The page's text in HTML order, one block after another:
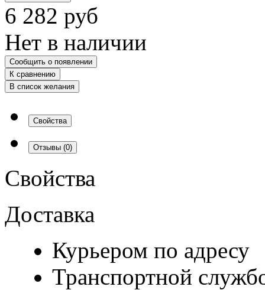
6 282 руб
Нет в наличии
Сообщить о появлении
К сравнению
В список желания
Свойства
Отзывы (0)
Свойства
Доставка
Курьером по адресу
Транспортной